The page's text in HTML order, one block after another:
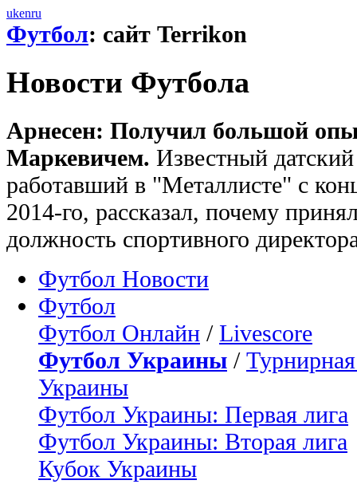
ukenru
Футбол: сайт Terrikon
Новости Футбола
Арнесен: Получил большой
Маркевичем. Известный
работавший в "Металлисте" с
2014-го, рассказал, почему
должность спортивного
Футбол Новости
Футбол
Футбол Онлайн / Livescore
Футбол Украины /
Украины
Футбол Украины: Первая лига
Футбол Украины: Вторая лига
Кубок Украины